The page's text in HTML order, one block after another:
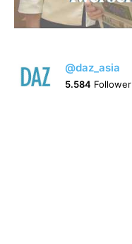
@daz_asia
5.584 Follower